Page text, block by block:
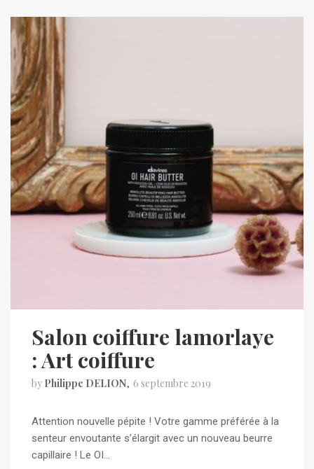
Salon coiffure lamorlaye
: Art coiffure
by Philippe DELION 6 septembre 2019
Attention nouvelle pépite ! Votre gamme préférée à la
senteur envoutante s’élargit avec un nouveau beurre
capillaire ! Le OI…